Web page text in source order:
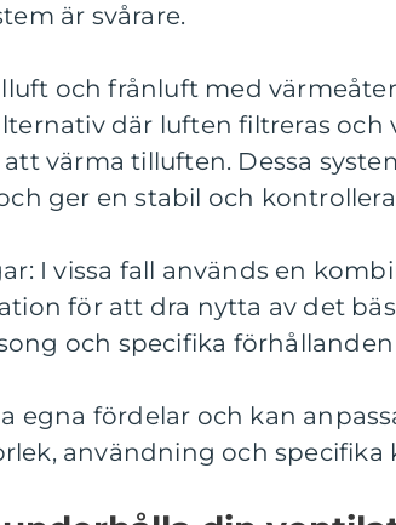
är svårare.
och frånluft med
där luften filtreras
värma tilluften. Dessa
ger en stabil och
I vissa fall används en
för att dra nytta av det
och specifika
egna fördelar och kan
användning och specifika